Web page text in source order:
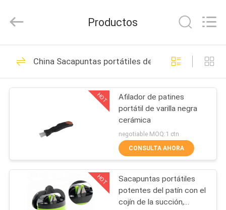
CASA
NOSOTROS
Electric
Appliance
All
Reserved.
Sacapuntas de
cuchillo del hogar
45
Sacapuntas de
cuchillo de cocina
55
Productos
China Sacapuntas portátiles del patín
HOT
Afilador de patines
portátil de varilla negra
cerámica
negotiable MOQ:1 ctn
CONSULTA AHORA
HOT
Sacapuntas portátiles
potentes del patín con el
cojín de la succión,